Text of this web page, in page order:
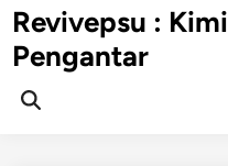
Skip
to
content
Revivepsu :
Pengantar
Open